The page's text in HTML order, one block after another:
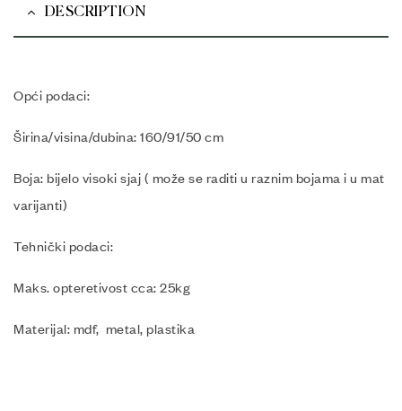
DESCRIPTION
Opći podaci:
Širina/visina/dubina: 160/91/50 cm
Boja: bijelo visoki sjaj ( može se raditi u raznim bojama i u mat
varijanti)
Tehnički podaci:
Maks. opteretivost cca: 25kg
Materijal: mdf, metal, plastika